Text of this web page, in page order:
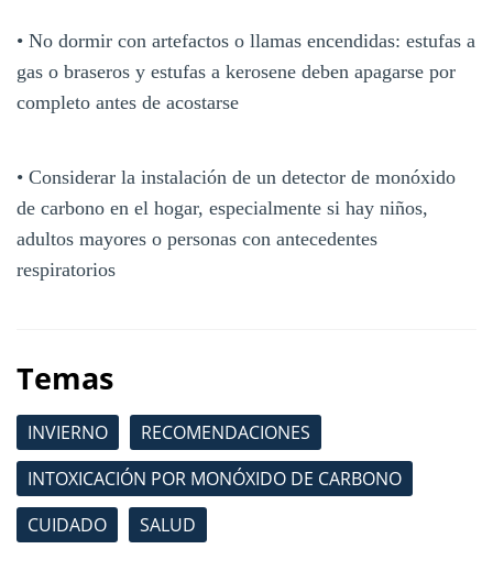
• No dormir con artefactos o llamas encendidas: estufas a
gas o braseros y estufas a kerosene deben apagarse por
completo antes de acostarse
• Considerar la instalación de un detector de monóxido
de carbono en el hogar, especialmente si hay niños,
adultos mayores o personas con antecedentes
respiratorios
Temas
INVIERNO
RECOMENDACIONES
INTOXICACIÓN POR MONÓXIDO DE CARBONO
CUIDADO
SALUD